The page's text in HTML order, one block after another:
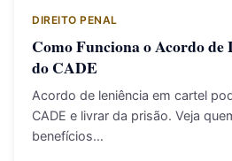
DIREITO PENAL
Como Funciona o Acordo
do CADE
Acordo de leniência em cartel
CADE e livrar da prisão. Veja
benefícios…